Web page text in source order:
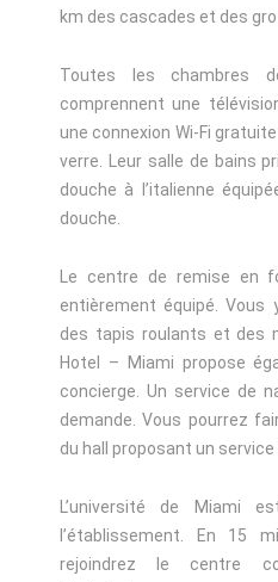
km des cascades et des
Toutes les chambres
comprennent une
une connexion Wi-Fi
verre. Leur salle de bains
douche à l’italienne
douche.
Le centre de remise en
entièrement équipé. Vous
des tapis roulants et des
Hotel – Miami propose
concierge. Un service de
demande. Vous pourrez
du hall proposant un
L’université de Miami
l’établissement. En 15
rejoindrez le centre